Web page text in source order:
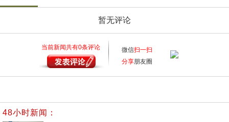
暂无评论
当前新闻共有0条评论 微信扫一扫
分享朋友圈
48小时新闻：